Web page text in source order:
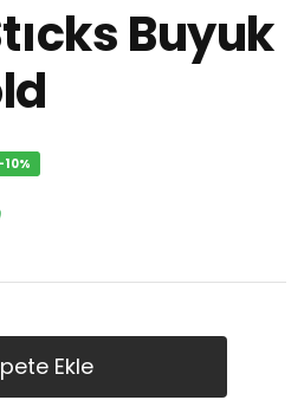
Buyuk
-10%
Ekle